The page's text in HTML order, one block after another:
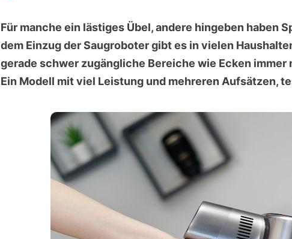
Für manche ein lästiges Übel, andere hingeben haben
dem Einzug der Saugroboter gibt es in vielen
gerade schwer zugängliche Bereiche wie Ecken
Ein Modell mit viel Leistung und mehreren Aufsätzen,